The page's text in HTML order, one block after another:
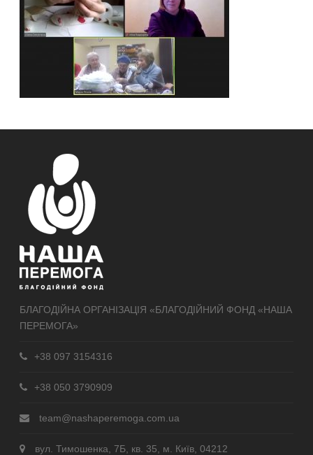
БЛАГОДІЙНА ОРГАНІЗАЦІЯ «БЛАГОДІЙНИЙ ФОНД «НАША
ПЕРЕМОГА»
+38 097 3154316
+38 050 3790909
team@nashaperemoga.com.ua
вул. Тимошенка, 7Б, кв. 35, м. Київ, 04212